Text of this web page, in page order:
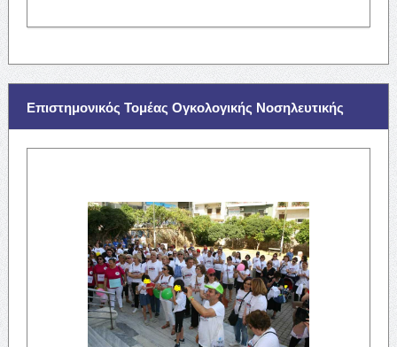
Επιστημονικός Τομέας Ογκολογικής Νοσηλευτικής